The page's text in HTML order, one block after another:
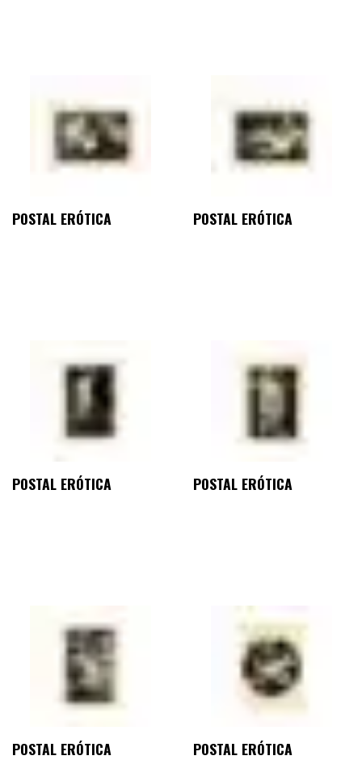
POSTAL ERÓTICA POSTAL ERÓTICA
POSTAL ERÓTICA POSTAL ERÓTICA
POSTAL ERÓTICA POSTAL ERÓTICA